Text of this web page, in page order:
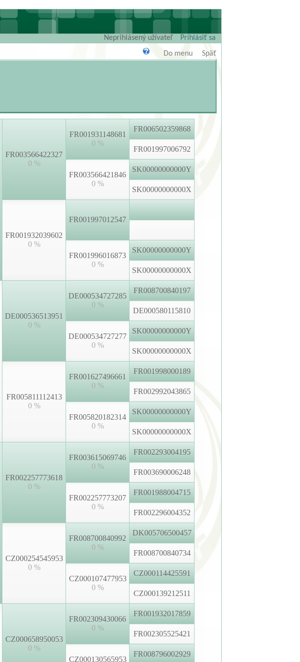
Neprihlásený užívateľ
Prihlásiť sa
Do menu
Späť
FR003566422327
0 %
FR001931148681
0 %
FR006502359868
FR001997006792
FR003566421846
0 %
SK00000000000Y
SK00000000000X
FR001932039602
0 %
FR001997012547
FR001996016873
0 %
SK00000000000Y
SK00000000000X
DE000536513951
0 %
DE000534727285
0 %
FR008700840197
DE000580115810
DE000534727277
0 %
SK00000000000Y
SK00000000000X
FR005811112413
0 %
FR001627496661
0 %
FR001998000189
FR002992043865
FR005820182314
0 %
SK00000000000Y
SK00000000000X
FR002257773618
0 %
FR003615069746
0 %
FR002293004195
FR003690006248
FR002257773207
0 %
FR001988004715
FR002296004352
CZ000254545953
0 %
FR008700840992
0 %
DK005706500457
FR008700840734
CZ000107477953
0 %
CZ000114425591
CZ000139212511
CZ000658950053
0 %
FR002309430066
0 %
FR001932017859
FR002305525421
CZ000130565953
FR008796002929